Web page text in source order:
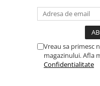
Vreau sa primesc
magazinului. Afla
Confidentialitate